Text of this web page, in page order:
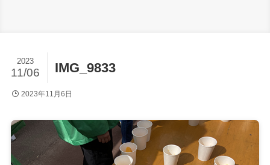
IMG_9833
2023
11/06
2023年11月6日